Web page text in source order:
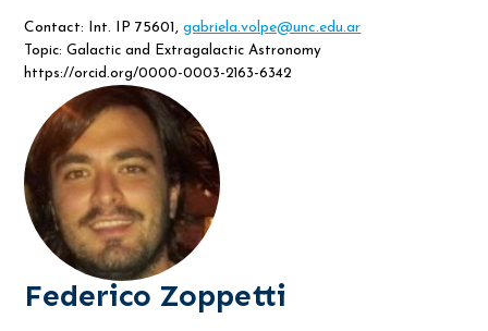
Contact: Int. IP 75601,gabriela.volpe@unc.edu.ar
Topic: Galactic and Extragalactic Astronomy
https://orcid.org/0000-0003-2163-6342
Federico Zoppetti